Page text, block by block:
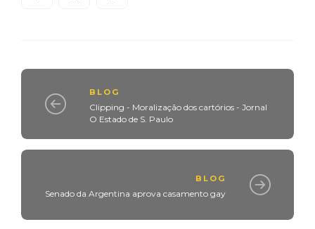
BLOG
Clipping - Moralização dos cartórios - Jornal
O Estado de S. Paulo
BLOG
Senado da Argentina aprova casamento gay